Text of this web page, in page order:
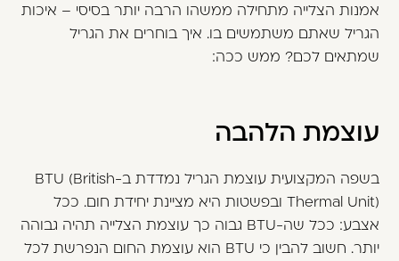
אמנות הצלייה מתחילה ממשהו הרבה יותר בסיסי – איכות
הגריל שאתם משתמשים בו. איך בוחרים את הגריל
שמתאים לכם? ממש ככה:
עוצמת הלהבה
בשפה המקצועית עוצמת הגריל נמדדת ב-BTU (British
Thermal Unit) ובפשטות היא מציינת יחידת חום. ככל
אצבע: ככל שה-BTU גבוה כך עוצמת הצלייה תהיה גבוהה
יותר. חשוב להבין כי BTU הוא עוצמת החום הנפרשת לכל